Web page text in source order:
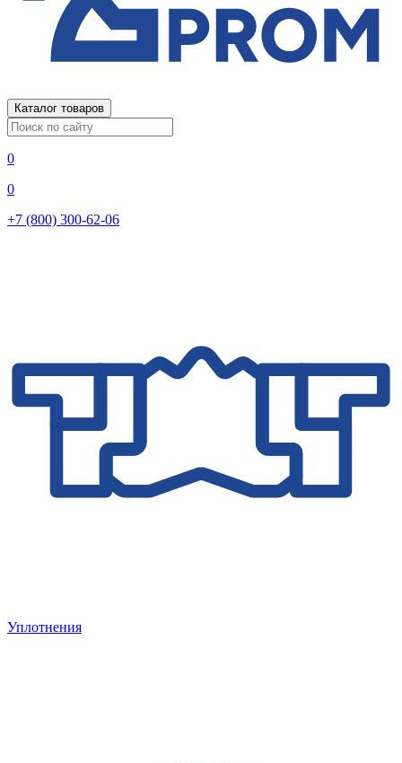
Каталог товаров
0
0
+7 (800) 300-62-06
Уплотнения